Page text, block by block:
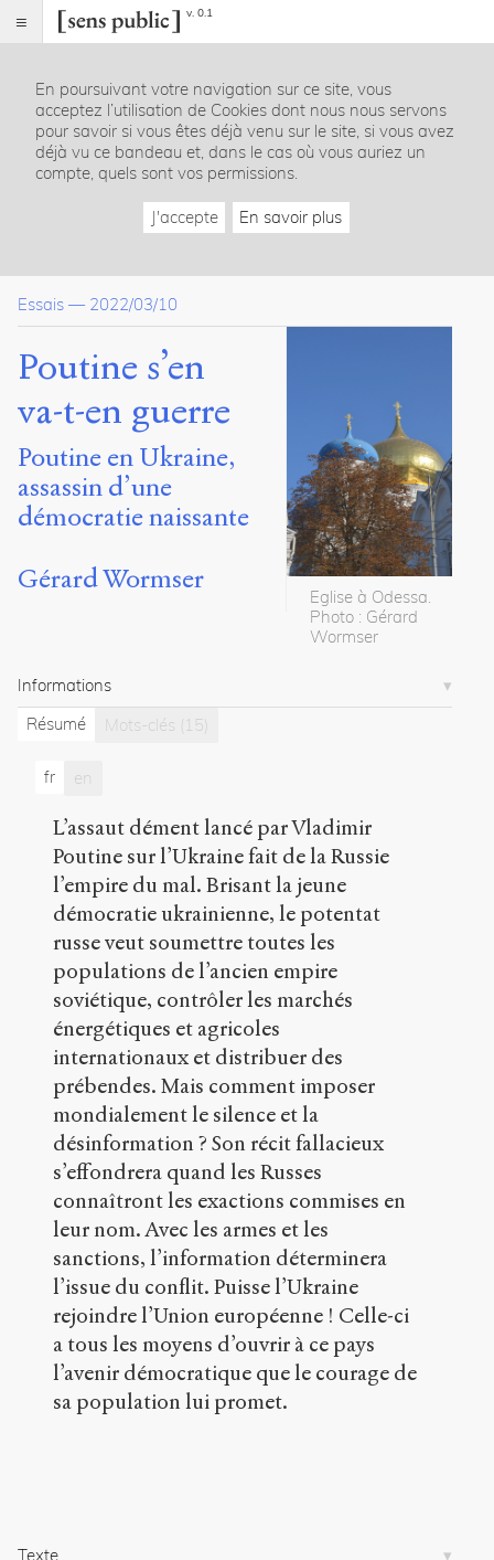
v. 0.1
Index
Article
Table
des
Bibliographie
Notes
Partager
Exporter
Gérard
Poutine
en
Poutine
Ukraine,
assassin
démocratie
naissante.
2022
Sens
public.
En poursuivant votre navigation sur ce site, vous
acceptez l’utilisation de Cookies dont nous nous servons
pour savoir si vous êtes déjà venu sur le site, si vous avez
déjà vu ce bandeau et, dans le cas où vous auriez un
compte, quels sont vos permissions.
J'accepte En savoir plus
Essais — 2022/03/10
Poutine s’en
va-t-en guerre
Poutine en Ukraine,
assassin d’une
démocratie naissante
Gérard Wormser
Eglise à Odessa.
Photo : Gérard
Wormser
Informations
Résumé
Mots-clés (15)
fr en
L’assaut dément lancé par Vladimir
Poutine sur l’Ukraine fait de la Russie
l’empire du mal. Brisant la jeune
démocratie ukrainienne, le potentat
russe veut soumettre toutes les
populations de l’ancien empire
soviétique, contrôler les marchés
énergétiques et agricoles
internationaux et distribuer des
prébendes. Mais comment imposer
mondialement le silence et la
désinformation ? Son récit fallacieux
s’effondrera quand les Russes
connaîtront les exactions commises en
leur nom. Avec les armes et les
sanctions, l’information déterminera
l’issue du conflit. Puisse l’Ukraine
rejoindre l’Union européenne ! Celle-ci
a tous les moyens d’ouvrir à ce pays
l’avenir démocratique que le courage de
sa population lui promet.
Texte